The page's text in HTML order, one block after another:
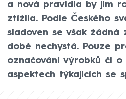
a nová pravidla by jim
ztížila. Podle Českého
sladoven se však žádná
době nechystá. Pouze
označování výrobků či o
aspektech týkajících se